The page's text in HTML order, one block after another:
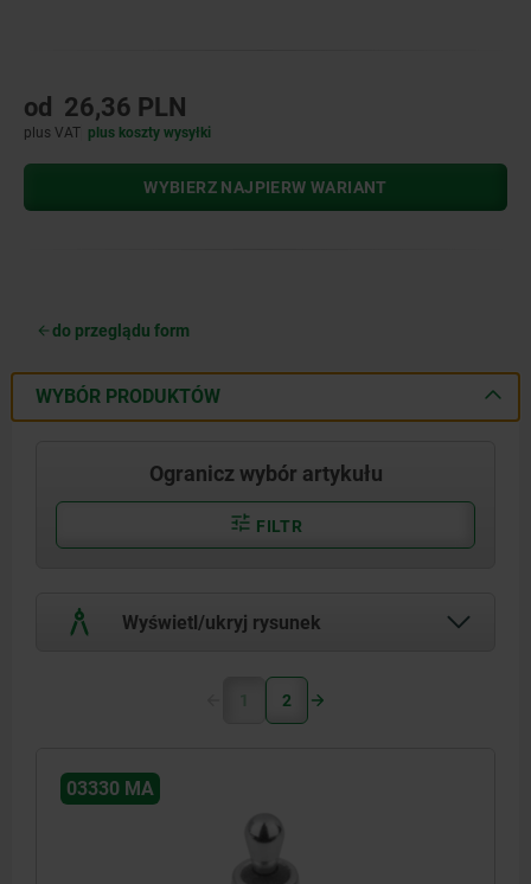
od 26,36 PLN
plus VAT plus koszty wysyłki
WYBIERZ NAJPIERW WARIANT
do przeglądu form
WYBÓR PRODUKTÓW
Ogranicz wybór artykułu
FILTR
Wyświetl/ukryj rysunek
1 2
03330 MA